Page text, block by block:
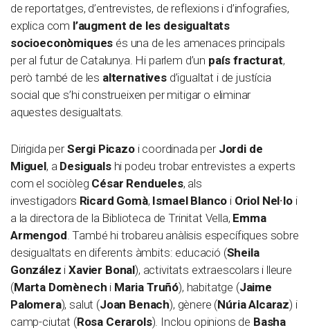
de reportatges, d’entrevistes, de reflexions i d’infografies,
explica com l’augment de les desigualtats
socioeconòmiques és una de les amenaces principals
per al futur de Catalunya. Hi parlem d’un país fracturat,
però també de les alternativesd’igualtat i de justícia
social que s’hi construeixen per mitigar o eliminar
aquestes desigualtats.
Dirigida perSergi Picazoi coordinada per Jordi de
Miguel, a Desiguals hi podeu trobar entrevistes a experts
com el sociòleg César Rendueles, als
investigadors Ricard Gomà, Ismael Blanco i Oriol Nel·lo i
a la directora de la Biblioteca de Trinitat Vella, Emma
Armengod. També hi trobareu anàlisis específiques sobre
desigualtats en diferents àmbits: educació (Sheila
González iXavier Bonal), activitats extraescolars i lleure
(Marta Domènech i Maria Truñó), habitatge (Jaime
Palomera), salut (Joan Benach), gènere (Núria Alcaraz) i
camp-ciutat (Rosa Cerarols). Inclou opinions de Basha